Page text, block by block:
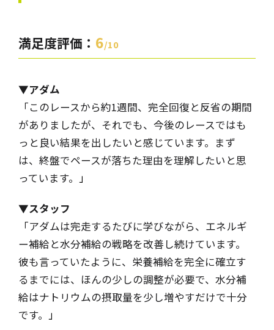
満足度評価： 6/10
▼アダム
「このレースから約1週間、完全回復と反省の期間
がありましたが、それでも、今後のレースではも
っと良い結果を出したいと感じています。まず
は、終盤でペースが落ちた理由を理解したいと思
っています。 」
▼スタッフ
「アダムは完走するたびに学びながら、エネルギ
ー補給と水分補給の戦略を改善し続けています。
彼も言っていたように、栄養補給を完全に確立す
るまでには、ほんの少しの調整が必要で、水分補
給はナトリウムの摂取量を少し増やすだけで十分
です。 」